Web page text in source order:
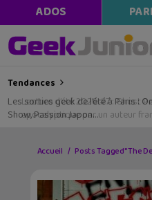
ADOS
Tendances
Les sorties geek de l’été à Paris :
Show, Passion Japon…
Accueil Posts Tagged "The